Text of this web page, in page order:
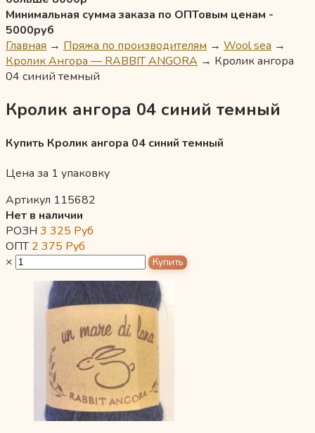
Минимальная сумма заказа по ОПТовым ценам -
5000руб
Главная → Пряжа по производителям → Wool sea →
Кролик Ангора — RABBIT ANGORA → Кролик ангора
04 синий темный
Кролик ангора 04 синий темный
Купить Кролик ангора 04 синий темный
Цена за 1 упаковку
Артикул 115682
Нет в наличии
РОЗН 3 325 Руб
ОПТ2 375 Руб
×